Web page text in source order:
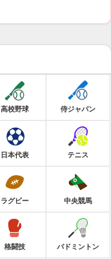
高校野球 侍ジャパン
日本代表 テニス
ラグビー 中央競馬
格闘技 バドミントン